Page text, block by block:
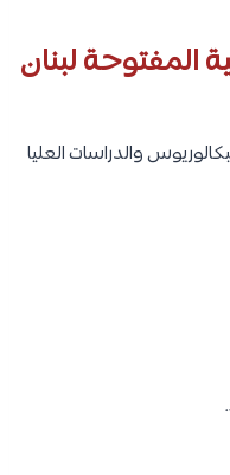
المفتوحة لبنان
والدراسات العليا